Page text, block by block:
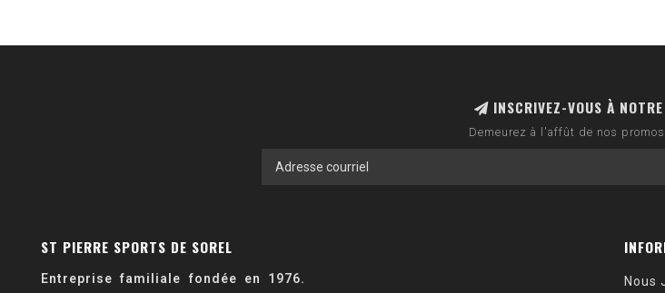
INSCRIVEZ-VOUS À
Demeurez à l'affût de nos
ST PIERRE SPORTS DE SOREL
Entreprise familiale fondée en 1976.
Nous